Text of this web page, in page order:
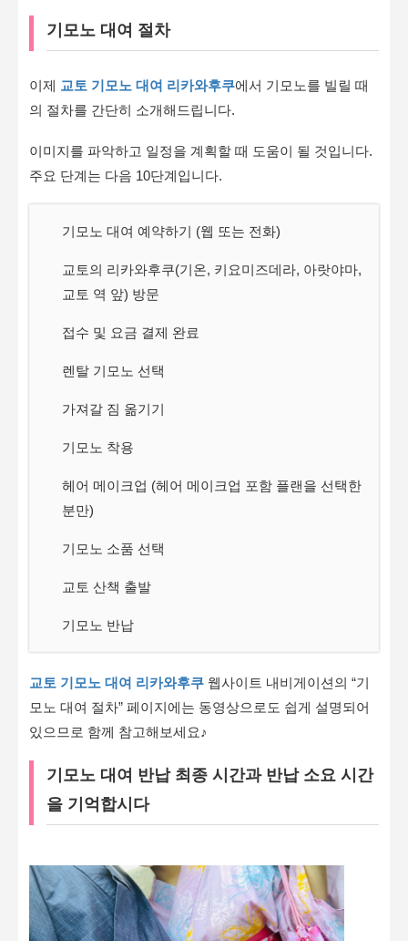
기모노 대여 절차
이제 교토 기모노 대여 리카와후쿠에서 기모노를 빌릴 때
의 절차를 간단히 소개해드립니다.
이미지를 파악하고 일정을 계획할 때 도움이 될 것입니다.
주요 단계는 다음 10단계입니다.
기모노 대여 예약하기 (웹 또는 전화)
교토의 리카와후쿠(기온, 키요미즈데라, 아랏야마,
교토 역 앞) 방문
접수 및 요금 결제 완료
렌탈 기모노 선택
가져갈 짐 옮기기
기모노 착용
헤어 메이크업 (헤어 메이크업 포함 플랜을 선택한
분만)
기모노 소품 선택
교토 산책 출발
기모노 반납
교토 기모노 대여 리카와후쿠 웹사이트 내비게이션의 “기
모노 대여 절차” 페이지에는 동영상으로도 쉽게 설명되어
있으므로 함께 참고해보세요♪
기모노 대여 반납 최종 시간과 반납 소요 시간
을 기억합시다